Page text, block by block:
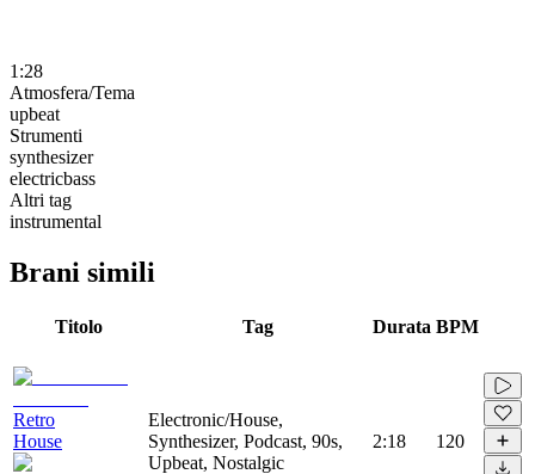
1:28
Atmosfera/Tema
upbeat
Strumenti
synthesizer
electricbass
Altri tag
instrumental
Brani simili
Titolo Tag Durata BPM
Retro
House
Electronic/House,
Synthesizer, Podcast, 90s,
Upbeat, Nostalgic
2:18 120